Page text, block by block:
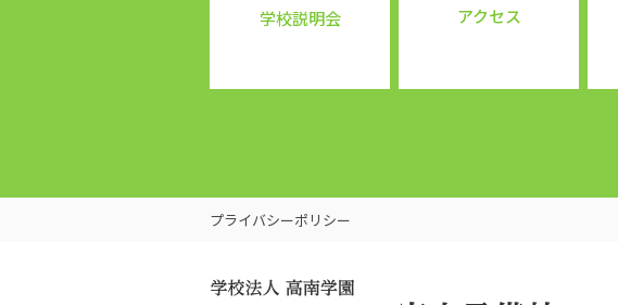
学校説明会 アクセス
プライバシーポリシー